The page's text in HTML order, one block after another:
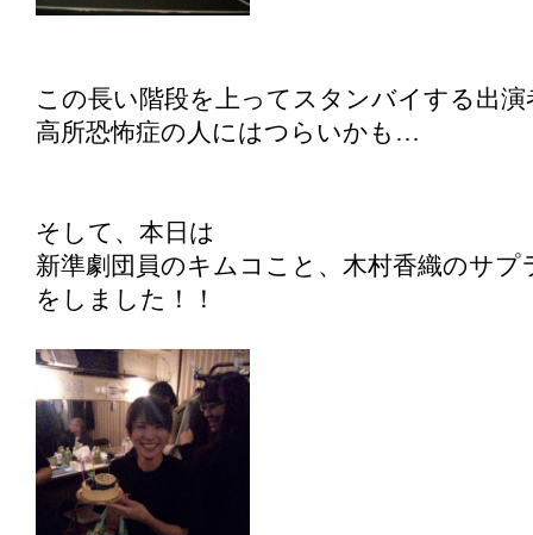
この長い階段を上ってスタンバイする出
高所恐怖症の人にはつらいかも…
そして、本日は
新準劇団員のキムコこと、木村香織のサプ
をしました！！